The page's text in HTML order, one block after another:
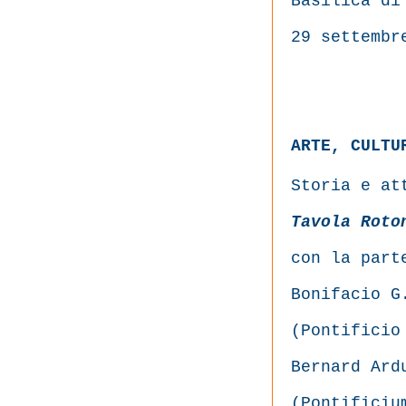
29
ARTE,
Storia e
Tavola
con la
Bonifacio
(Pontificio
Bernard